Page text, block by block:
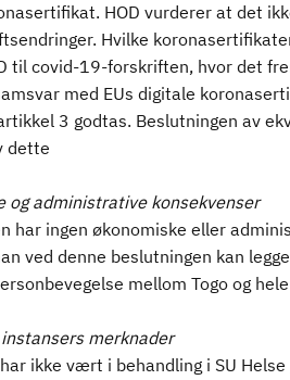
HOD vurderer at det
Hvilke
til covid-19-forskriften, hvor det
med EUs digitale
3 godtas. Beslutningen av
dette
og administrative konsekvenser
har ingen økonomiske eller
ved denne beslutningen kan
mellom Togo og
merknader
ikke vært i behandling i SU